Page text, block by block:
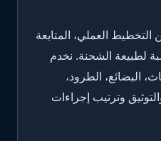
العملي، المتابعة
لطبيعة الشحنة. نخدم
البضائع، الطرود،
وترتيب إجراءات